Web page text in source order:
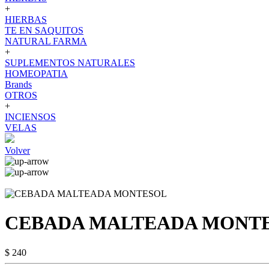
+
HIERBAS
TE EN SAQUITOS
NATURAL FARMA
+
SUPLEMENTOS NATURALES
HOMEOPATIA
Brands
OTROS
+
INCIENSOS
VELAS
Volver
CEBADA MALTEADA
$ 240